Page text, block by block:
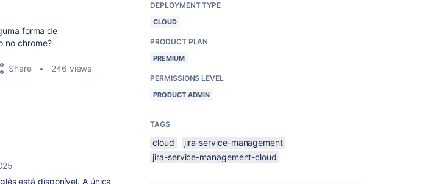
forma de
no chrome?
Share 246 views
está disponível. A única
DEPLOYMENT TYPE
CLOUD
PRODUCT PLAN
PREMIUM
PERMISSIONS LEVEL
PRODUCT ADMIN
TAGS
cloud
jira-service-management
jira-service-management-cloud